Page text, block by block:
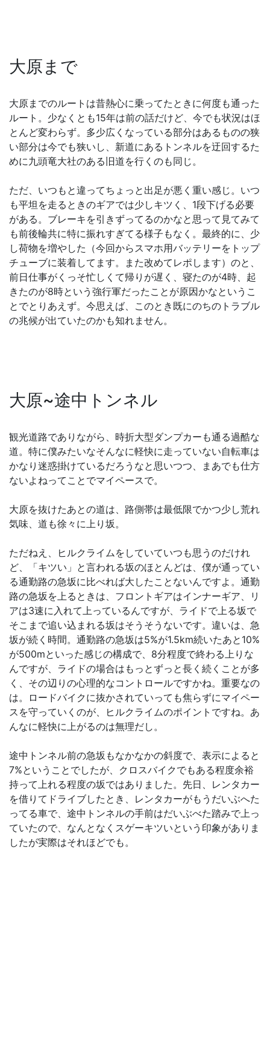
大原まで
大原までのルートは昔熱心に乗ってたときに何度も通った
ルート。少なくとも15年は前の話だけど、今でも状況はほ
とんど変わらず。多少広くなっている部分はあるものの狭
い部分は今でも狭いし、新道にあるトンネルを迂回するた
めに九頭竜大社のある旧道を行くのも同じ。
ただ、いつもと違ってちょっと出足が悪く重い感じ。いつ
も平坦を走るときのギアでは少しキツく、1段下げる必要
がある。ブレーキを引きずってるのかなと思って見てみて
も前後輪共に特に振れすぎてる様子もなく。最終的に、少
し荷物を増やした（今回からスマホ用バッテリーをトップ
チューブに装着してます。また改めてレポします）のと、
前日仕事がくっそ忙しくて帰りが遅く、寝たのが4時、起
きたのが8時という強行軍だったことが原因かなというこ
とでとりあえず。今思えば、このとき既にのちのトラブル
の兆候が出ていたのかも知れません。
大原~途中トンネル
観光道路でありながら、時折大型ダンプカーも通る過酷な
道。特に僕みたいなそんなに軽快に走っていない自転車は
かなり迷惑掛けているだろうなと思いつつ、まあでも仕方
ないよねってことでマイペースで。
大原を抜けたあとの道は、路側帯は最低限でかつ少し荒れ
気味、道も徐々に上り坂。
ただねえ、ヒルクライムをしていていつも思うのだけれ
ど、「キツい」と言われる坂のほとんどは、僕が通ってい
る通勤路の急坂に比べれば大したことないんですよ。通勤
路の急坂を上るときは、フロントギアはインナーギア、リ
アは3速に入れて上っているんですが、ライドで上る坂で
そこまで追い込まれる坂はそうそうないです。違いは、急
坂が続く時間。通勤路の急坂は5%が1.5km続いたあと10%
が500mといった感じの構成で、8分程度で終わる上りな
んですが、ライドの場合はもっとずっと長く続くことが多
く、その辺りの心理的なコントロールですかね。重要なの
は。ロードバイクに抜かされていっても焦らずにマイペー
スを守っていくのが、ヒルクライムのポイントですね。あ
んなに軽快に上がるのは無理だし。
途中トンネル前の急坂もなかなかの斜度で、表示によると
7%ということでしたが、クロスバイクでもある程度余裕
持って上れる程度の坂ではありました。先日、レンタカー
を借りてドライブしたとき、レンタカーがもうだいぶへた
ってる車で、途中トンネルの手前はだいぶべた踏みで上っ
ていたので、なんとなくスゲーキツいという印象がありま
したが実際はそれほどでも。